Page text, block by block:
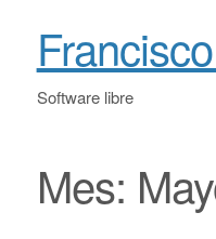
Software libre
Mes: